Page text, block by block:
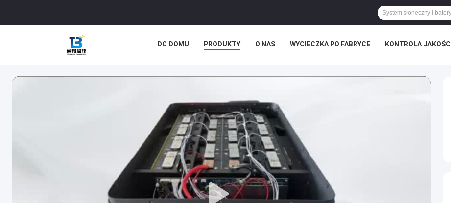
DO DOMU PRODUKTY O NAS WYCIECZKA PO FABRYCE KONTROLA JAKOŚCI